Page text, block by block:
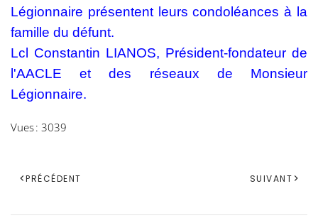
Légionnaire présentent leurs condoléances à la
famille du défunt.
Lcl Constantin LIANOS, Président-fondateur de
l'AACLE et des réseaux de Monsieur
Légionnaire.
Vues : 3039
PRÉCÉDENT SUIVANT